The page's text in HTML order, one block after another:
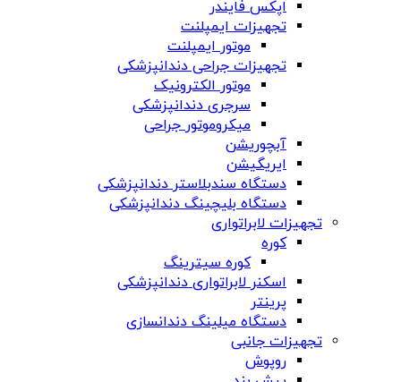
اپکس فایندر
تجهیزات ایمپلنت
موتور ایمپلنت
تجهیزات جراحی دندانپزشکی
موتور الکترونیک
سرجری دندانپزشکی
میکروموتور جراحی
آبچوریشن
ایریگیشن
دستگاه سندبلاستر دندانپزشکی
دستگاه بلیچینگ دندانپزشکی
تجهیزات لابراتواری
کوره
کوره سیترینگ
اسکنر لابراتواری دندانپزشکی
پرینتر
دستگاه میلینگ دندانسازی
تجهیزات جانبی
روپوش